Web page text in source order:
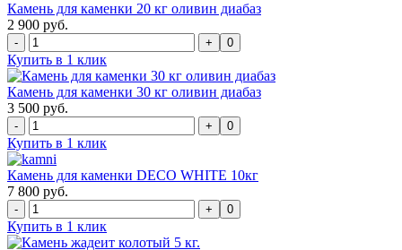
Камень для каменки 20 кг оливин диабаз
2 900 руб.
0
Купить в 1 клик
Камень для каменки 30 кг оливин диабаз
3 500 руб.
0
Купить в 1 клик
Камень для каменки DECO WHITE 10кг
7 800 руб.
0
Купить в 1 клик